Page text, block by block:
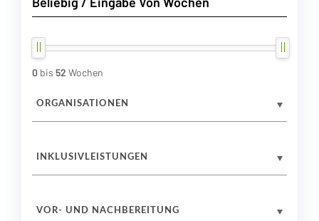
0 bis 52 Wochen
ORGANISATIONEN
INKLUSIVLEISTUNGEN
VOR- UND NACHBEREITUNG